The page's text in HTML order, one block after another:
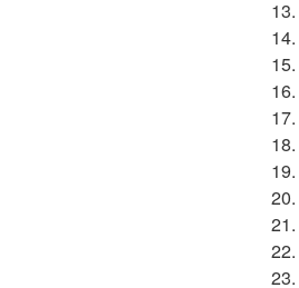
13.
14.
15.
16.
17.
18.
19.
20.
21.
22.
23.